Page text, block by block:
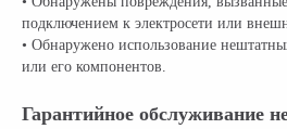
подключением к электросети или
• Обнаружено использование
или его компонентов.
Гарантийное обслуживание